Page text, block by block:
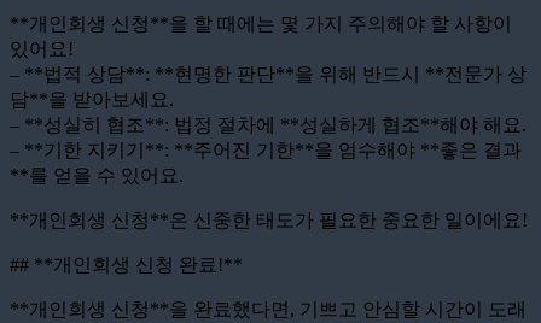
**개인회생 신청**을 할 때에는 몇 가지 주의해야 할 사항이
있어요!
– **법적 상담**: **현명한 판단**을 위해 반드시 **전문가 상
담**을 받아보세요.
– **성실히 협조**: 법정 절차에 **성실하게 협조**해야 해요.
– **기한 지키기**: **주어진 기한**을 엄수해야 **좋은 결과
**를 얻을 수 있어요.
**개인회생 신청**은 신중한 태도가 필요한 중요한 일이에요!
## **개인회생 신청 완료!**
**개인회생 신청**을 완료했다면, 기쁘고 안심할 시간이 도래